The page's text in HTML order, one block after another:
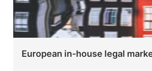
European in-house legal